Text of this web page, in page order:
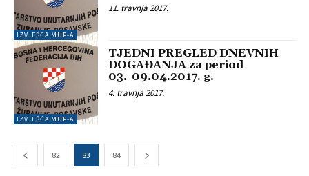
IZVJEŠĆA MUP-A
11. travnja 2017.
IZVJEŠĆA MUP-A
TJEDNI PREGLED DNEVNIH
DOGAĐANJA za period
03.-09.04.2017. g.
4. travnja 2017.
82 83 84